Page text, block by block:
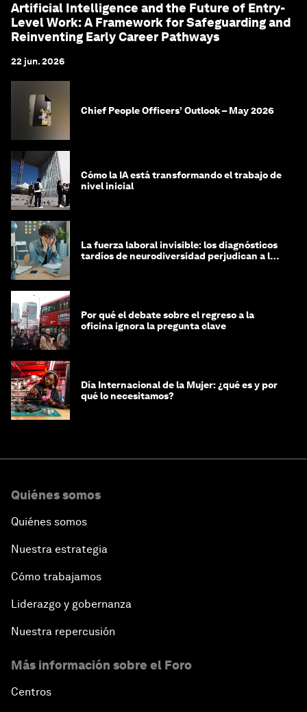
Artificial Intelligence and the Future of Entry-
Level Work: A Framework for Safeguarding and
Reinventing Early Career Pathways
22 jun. 2026
Chief People Officers’ Outlook – May 2026
Cómo la IA está transformando el trabajo de
nivel inicial
La fuerza laboral invisible: los diagnósticos
tardíos de neurodiversidad perjudican a las
Por qué el debate sobre el regreso a la
oficina ignora la pregunta clave
Día Internacional de la Mujer: ¿qué es y por
qué lo necesitamos?
Quiénes somos
Quiénes somos
Nuestra estrategia
Cómo trabajamos
Liderazgo y gobernanza
Nuestra repercusión
Más información sobre el Foro
Centros